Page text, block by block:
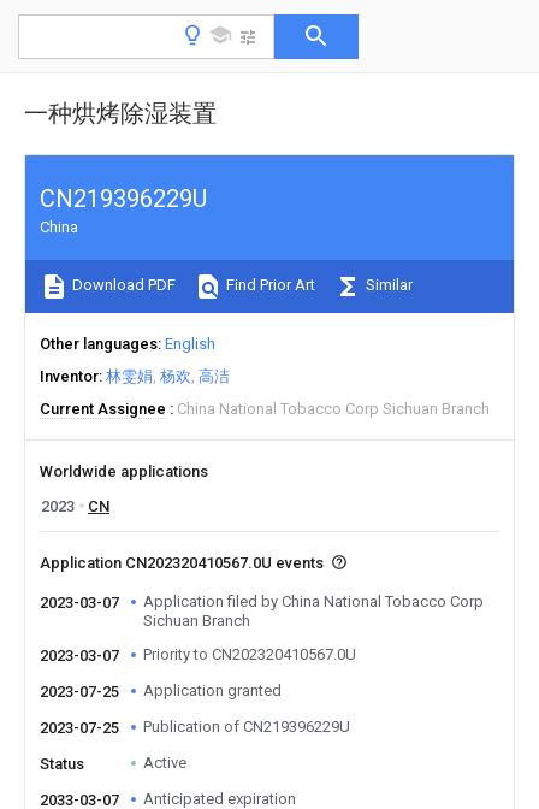
一种烘烤除湿装置
CN219396229U
China
Download PDF Find Prior Art Similar
Other languages English
Inventor 林雯娟 杨欢 高洁
Current Assignee
China National Tobacco Corp Sichuan Branch
Worldwide applications
2023
CN
Application CN202320410567.0U events
2023-03-07
Application filed by China National Tobacco Corp
Sichuan Branch
2023-03-07
Priority to CN202320410567.0U
2023-07-25 Application granted
2023-07-25 Publication of CN219396229U
Status Active
2033-03-07 Anticipated expiration